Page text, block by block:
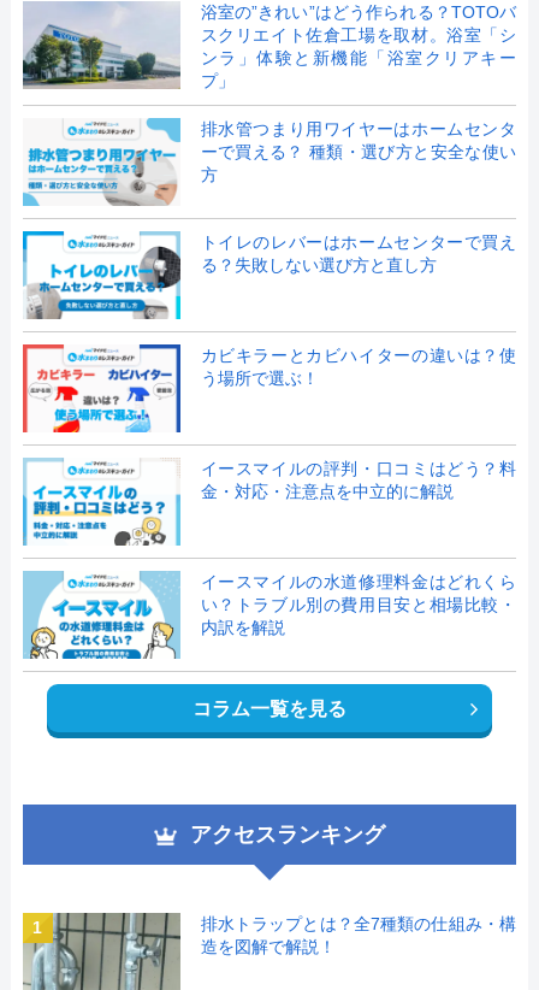
浴室の”きれい”はどう作られる？TOTOバ
スクリエイト佐倉工場を取材。浴室「シ
ンラ」体験と新機能「浴室クリアキー
プ」
排水管つまり用ワイヤーはホームセンタ
ーで買える？ 種類・選び方と安全な使い
方
トイレのレバーはホームセンターで買え
る？失敗しない選び方と直し方
カビキラーとカビハイターの違いは？使
う場所で選ぶ！
イースマイルの評判・口コミはどう？料
金・対応・注意点を中立的に解説
イースマイルの水道修理料金はどれくら
い？トラブル別の費用目安と相場比較・
内訳を解説
コラム一覧を見る
アクセスランキング
1
排水トラップとは？全7種類の仕組み・構
造を図解で解説！